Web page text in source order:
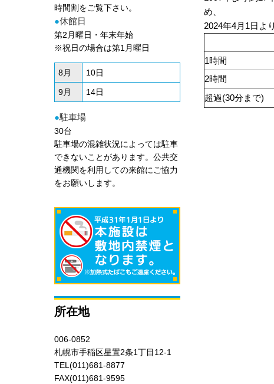
時間割をご覧下さい。
●休館日
第2月曜日・年末年始
※祝日の場合は第1月曜日
8月 10日
9月 14日
●駐車場
30台
駐車場の混雑状況によっては駐車
できないことがあります。公共交
通機関を利用しての来館にご協力
をお願いします。
所在地
006-0852
札幌市手稲区星置2条1丁目12-1
TEL(011)681-8877
FAX(011)681-9595
め、
2024年4月1日よ
1時間
2時間
超過(30分まで)